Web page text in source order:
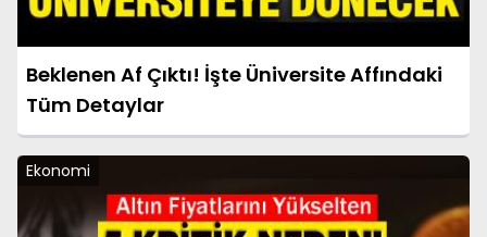
Beklenen Af Çıktı! İşte Üniversite Affındaki
Tüm Detaylar
Ekonomi